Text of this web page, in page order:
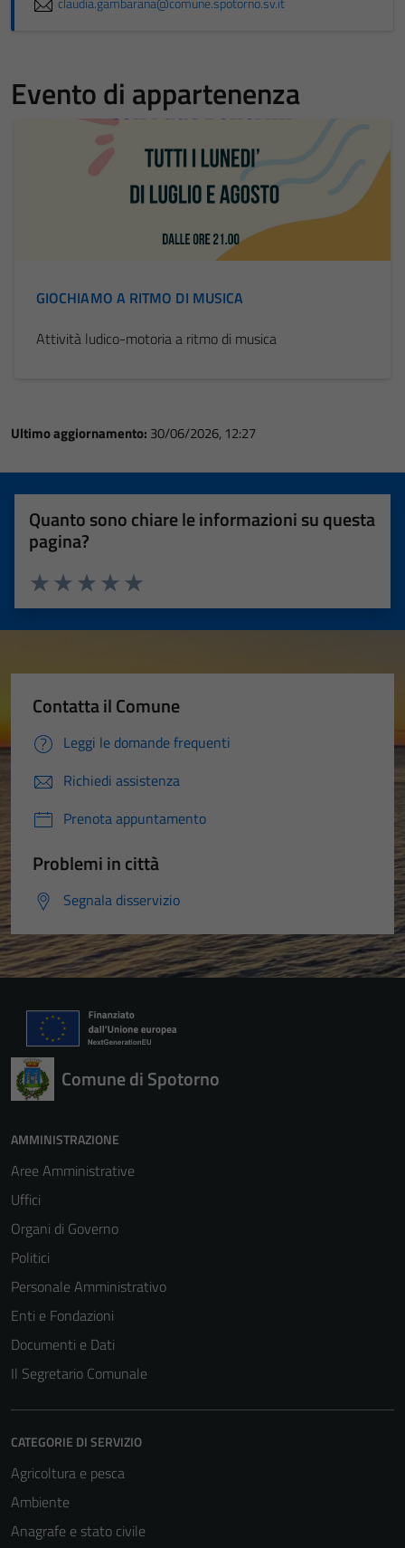
Evento di appartenenza
GIOCHIAMO A RITMO DI MUSICA
Attività ludico-motoria a ritmo di musica
Ultimo aggiornamento: 30/06/2026, 12:27
Quanto sono chiare le informazioni su questa
pagina?
Valuta 5 stelle su 5
Valuta 4 stelle su 5
Valuta 3 stelle su 5
Valuta 2 stelle su 5
Valuta 1 stelle su 5
Contatta il Comune
Leggi le domande frequenti
Richiedi assistenza
Prenota appuntamento
Problemi in città
Segnala disservizio
Comune di Spotorno
AMMINISTRAZIONE
Aree Amministrative
Uffici
Organi di Governo
Politici
Personale Amministrativo
Enti e Fondazioni
Documenti e Dati
Il Segretario Comunale
CATEGORIE DI SERVIZIO
Agricoltura e pesca
Ambiente
Anagrafe e stato civile
possono